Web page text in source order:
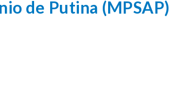
de Putina (MPSAP)